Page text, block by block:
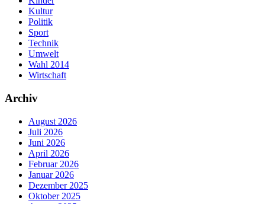
Kultur
Politik
Sport
Technik
Umwelt
Wahl 2014
Wirtschaft
Archiv
August 2026
Juli 2026
Juni 2026
April 2026
Februar 2026
Januar 2026
Dezember 2025
Oktober 2025